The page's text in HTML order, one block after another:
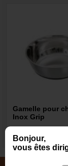
Bonjour,
vous êtes
Gamelle pour
Inox Grip
10,97 €